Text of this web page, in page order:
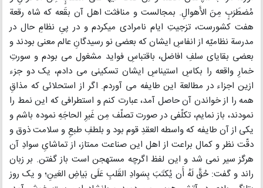
مُضطَرَبٍ مِنَ الأَهوالِ. بمجالست و منافثت اهل آن بقَعه که شاه رقعة
هفت کشورست، تزجیتِ ایام نامرادی میکردم و در پیِ نظامِ حال در
مدرسة نظامیّه از انفاسِ ایشان که بعضی نو رسیدگانِ عالم معنی بودند و
بعضی بقایای سلفِ افاضل، باقتباسِ فواید مشغول می بودم و سورتِ
خمارِ واقعه را بکاسِ استیناسِ ایشان تسکینی می دادم، یک دو جزء
ازین اجزاء در مطالعة این طایفه می آوردم. اگر از استحلائی که مذاقِ
همه را از خواندن آن حاصل آمد، عبارت کنم و استطرافی که این نمط را
نمودند، باز نمایم، تکلّفی در صورت تصلّف مِن غَیرِ الحاجَهِ نموده باشم و
یکی از آن طایفه که واسطه العقدِ قوم بود و بلطفِ طبعِ و سلامت ذوق و
دقّت نظر و کمال براعت از اهل این صناعت ممتاز، از تماشایِ سوادِ آن
هرگز سیر نمی شد و این لفظ اگرچه مستهجن است باز گفتن. بر زبان
راند و گفت: حُقَّ لَهُ أَن یُکتَبَ بِسَوادِ القَلبِ عَلَی بَیاضِ العَینِ؛ و یک روز